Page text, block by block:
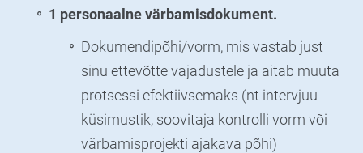
1 personaalne värbamisdokument.
Dokumendipõhi/vorm, mis vastab just
sinu ettevõtte vajadustele ja aitab muuta
protsessi efektiivsemaks (nt intervjuu
küsimustik, soovitaja kontrolli vorm või
värbamisprojekti ajakava põhi)